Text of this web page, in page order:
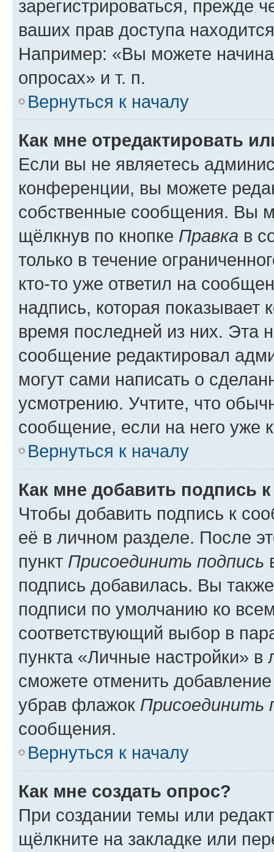
зарегистрироваться, прежде
ваших прав доступа
Например: «Вы можете
опросах» и т. п.
Вернуться к началу
Как мне отредактировать
Если вы не являетесь
конференции, вы можете
собственные сообщения. Вы
щёлкнув по кнопке Правка в
только в течение
кто-то уже ответил на
надпись, которая показывает
время последней из них. Эта
сообщение редактировал
могут сами написать о
усмотрению. Учтите, что
сообщение, если на него уже
Вернуться к началу
Как мне добавить подпись
Чтобы добавить подпись к
её в личном разделе. После
пункт Присоединить подпись
подпись добавилась. Вы
подписи по умолчанию ко
соответствующий выбор в
пункта «Личные настройки»
сможете отменить
убрав флажок Присоединить
сообщения.
Вернуться к началу
Как мне создать опрос?
При создании темы или
щёлкните на закладке или